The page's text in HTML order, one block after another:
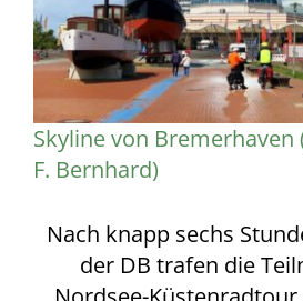
Skyline von
F. Bernhard)
Nach knapp sechs
der DB trafen die